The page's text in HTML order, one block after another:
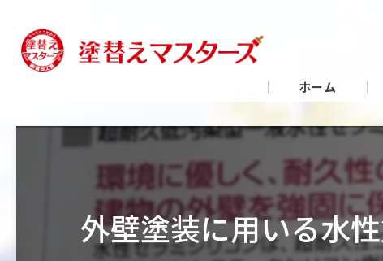
ホーム
外壁塗装に用いる水